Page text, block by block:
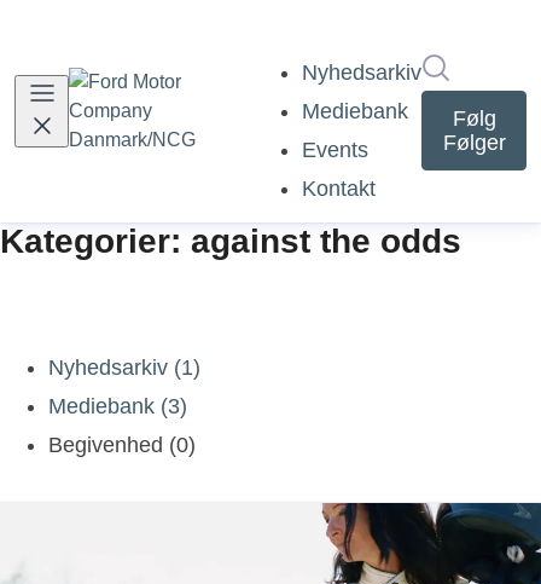
Nyhedsarkiv
Mediebank
Events
Kontakt
Følg
Følger
Kategorier: against the odds
Nyhedsarkiv (1)
Mediebank (3)
Begivenhed (0)